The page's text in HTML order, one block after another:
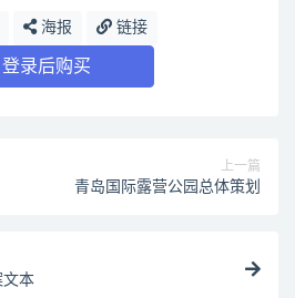
海报 链接
登录后购买
上一篇
青岛国际露营公园总体策划
文本